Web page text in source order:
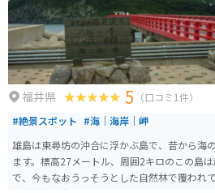
福井県 5 （口コミ1件）
#絶景スポット #海｜海岸｜岬
雄島は東尋坊の沖合に浮かぶ島で、昔から海
ます。標高27メートル、周囲2キロのこの島
で、今もなおうっそうとした自然林で覆われ